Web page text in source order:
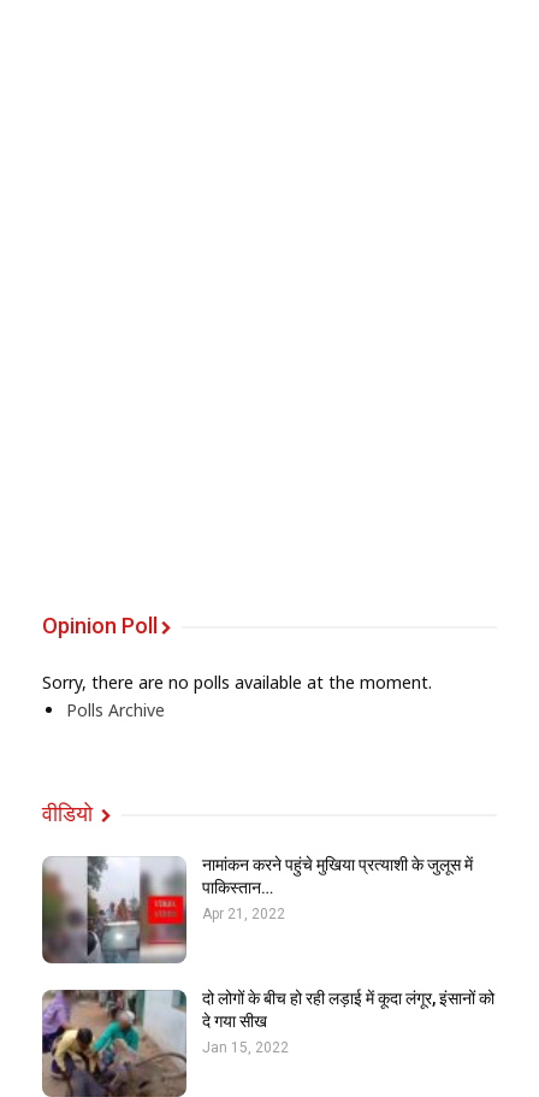
Opinion Poll
Sorry, there are no polls available at the moment.
Polls Archive
वीडियो
नामांकन करने पहुंचे मुखिया प्रत्याशी के जुलूस में
पाकिस्तान…
Apr 21, 2022
दो लोगों के बीच हो रही लड़ाई में कूदा लंगूर, इंसानों को
दे गया सीख
Jan 15, 2022